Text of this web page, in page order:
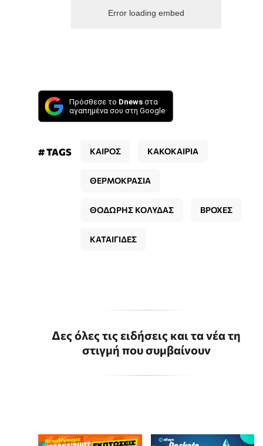
Error loading embed
Πρόσθεσε το Dnews στα
αγαπημένα σου στη Google
# TAGS ΚΑΙΡΟΣ ΚΑΚΟΚΑΙΡΙΑ
ΘΕΡΜΟΚΡΑΣΙΑ
ΘΟΔΩΡΗΣ ΚΟΛΥΔΑΣ ΒΡΟΧΕΣ
ΚΑΤΑΙΓΙΔΕΣ
Δες όλες τις ειδήσεις και τα νέα τη
στιγμή που συμβαίνουν